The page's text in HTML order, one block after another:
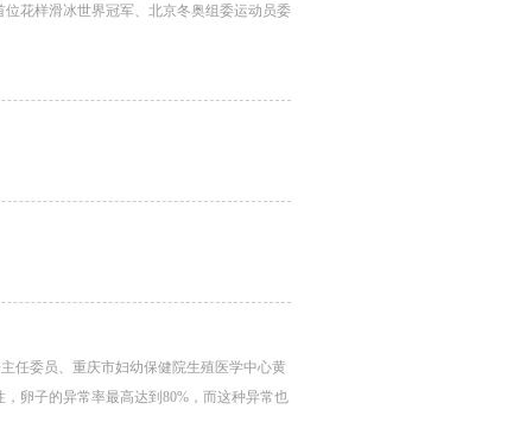
花样滑冰世界冠军、北京冬奥组委运动员委
任委员、重庆市妇幼保健院生殖医学中心黄
卵子的异常率最高达到80%，而这种异常也